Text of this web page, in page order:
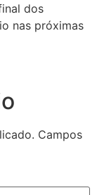
dos
nas próximas
Campos